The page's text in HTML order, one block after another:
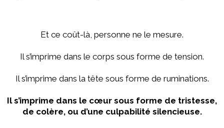
Et ce coût-là, personne ne le mesure.
Il s’imprime dans le corps sous forme de tension.
Il s’imprime dans la tête sous forme de ruminations.
Il s’imprime dans le cœur sous forme de tristesse,
de colère, ou d’une culpabilité silencieuse.